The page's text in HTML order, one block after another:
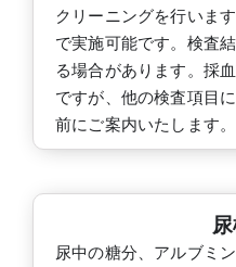
クリーニングを行いま
で実施可能です。検査
る場合があります。採
ですが、他の検査項目
前にご案内いたします。
尿中の糖分、アルブミ